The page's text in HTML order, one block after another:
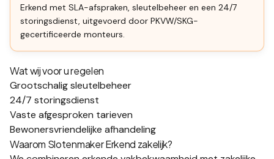
Erkend met SLA-afspraken, sleutelbeheer en een 24/7
storingsdienst, uitgevoerd door PKVW/SKG-
gecertificeerde monteurs.
Wat wij voor u regelen
Grootschalig sleutelbeheer
24/7 storingsdienst
Vaste afgesproken tarieven
Bewonersvriendelijke afhandeling
Waarom Slotenmaker Erkend zakelijk?